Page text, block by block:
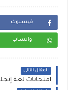
فيسبوك
واتساب
المقال التالي